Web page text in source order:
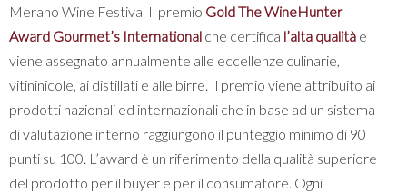
Merano Wine Festival Il premio Gold The WineHunter
Award Gourmet’s International che certifica l’alta qualità e
viene assegnato annualmente alle eccellenze culinarie,
vitininicole, ai distillati e alle birre. Il premio viene attribuito ai
prodotti nazionali ed internazionali che in base ad un sistema
di valutazione interno raggiungono il punteggio minimo di 90
punti su 100. L’award è un riferimento della qualità superiore
del prodotto per il buyer e per il consumatore. Ogni